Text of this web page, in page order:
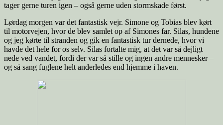
tager gerne turen igen – også gerne uden stormskade først.
Lørdag morgen var det fantastisk vejr. Simone og Tobias blev kørt
til motorvejen, hvor de blev samlet op af Simones far. Silas, hundene
og jeg kørte til stranden og gik en fantastisk tur dernede, hvor vi
havde det hele for os selv. Silas fortalte mig, at det var så dejligt
nede ved vandet, fordi der var så stille og ingen andre mennesker –
og så sang fuglene helt anderledes end hjemme i haven.